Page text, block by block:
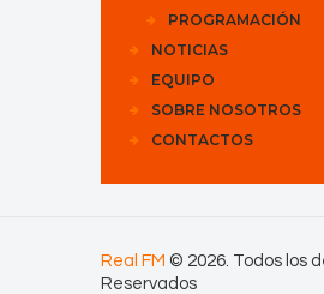
PROGRAMACIÓN
NOTICIAS
EQUIPO
SOBRE NOSOTROS
CONTACTOS
Real FM © 2026. Todos los
Reservados